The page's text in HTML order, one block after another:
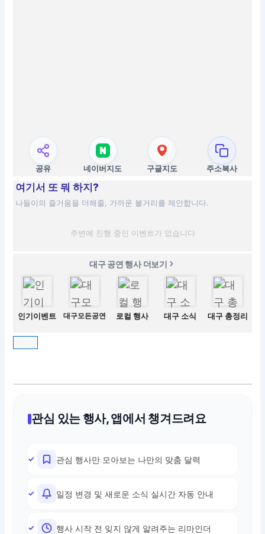
공유 네이버지도 구글지도 주소복사
여기서 또 뭐 하지?
나들이의 즐거움을 더해줄, 가까운 볼거리를 제안합니다.
주변에 진행 중인 이벤트가 없습니다
대구 공연 행사 더보기
인기이벤트 대구모든공연 로컬 행사 대구 소식 대구 총정리
관심 있는 행사, 앱에서 챙겨드려요
관심 행사만 모아보는 나만의 맞춤 달력
일정 변경 및 새로운 소식 실시간 자동 안내
행사 시작 전 잊지 않게 알려주는 리마인더